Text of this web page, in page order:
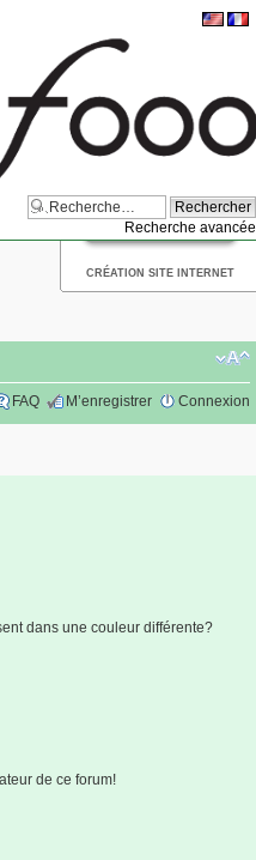
Recherche avancée
CRÉATION SITE INTERNET
FAQ M’enregistrer Connexion
dans une couleur différente?
de ce forum!